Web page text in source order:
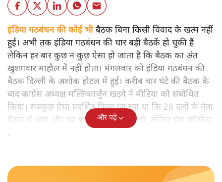
इंडिया गठबंधन की कोई भीबैठक बिना किसी विवाद के खत्म नहीं
हुई। अभी तक इंडिया गठबंधन की चार बड़ी बैठकें हो चुकी हैं
लेकिन हर बार कुछ न कुछ ऐसा हो जाता है कि बैठक का अंत
खुशगवार माहौल में नहीं होता। मंगलवार को इंडिया गठबंधन की
बैठक दिल्ली के अशोक होटल में हुई। करीब चार घंटे की बैठक के
बाद कांग्रेस अध्यक्ष मल्लिकार्जुन खड़गे ने मीडिया को संबोधित
किया। सबकुछ ऐसा प्रदर्शित किया जा रहा था कि 28 दलों के नेता
बैठक में आए और यह बहुत बड़ी उपलब्धि थी, लेकिन प्रेस कॉन्फ्रेंस
से ही यह संकेत मिल गया कि सबकुछ ठीक नहीं था।
और पढ़ें